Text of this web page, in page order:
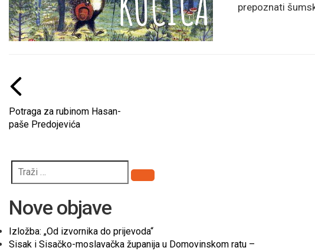
prepoznati
Potraga za rubinom Hasan-
paše Predojevića
Pretraži
Nove objave
Izložba: „Od izvornika do prijevoda“
Sisak i Sisačko-moslavačka županija u Domovinskom ratu –